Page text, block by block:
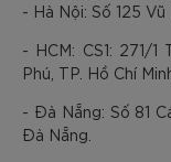
- Hà Nội: Số 125
- HCM: CS1: 271/
Phú, TP. Hồ Chí
- Đà Nẵng: Số 81
Đà Nẵng.